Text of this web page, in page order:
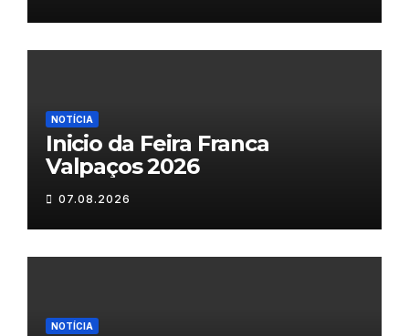
NOTÍCIA
Inicio da Feira Franca
Valpaços 2026
07.08.2026
NOTÍCIA